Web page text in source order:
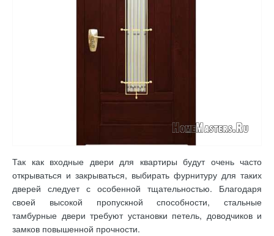
Так как входные двери для квартиры будут очень часто
открываться и закрываться, выбирать фурнитуру для таких
дверей следует с особенной тщательностью. Благодаря
своей высокой пропускной способности, стальные
тамбурные двери требуют установки петель, доводчиков и
замков повышенной прочности.